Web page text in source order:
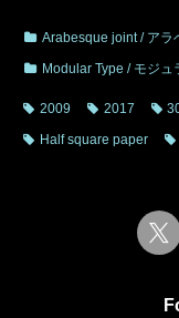
Arabesque joint / アラ
Modular Type / モジュ
2009 2017
Half square paper